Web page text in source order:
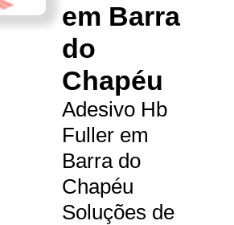
em Barra
do
Chapéu
Adesivo Hb
Fuller em
Barra do
Chapéu
Soluções de